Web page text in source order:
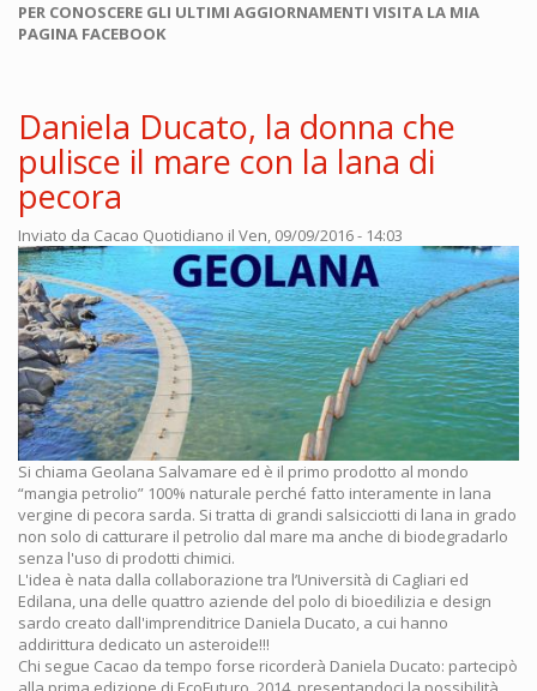
PER CONOSCERE GLI ULTIMI AGGIORNAMENTI VISITA LA MIA
PAGINA FACEBOOK
Daniela Ducato, la donna che
pulisce il mare con la lana di
pecora
Inviato da Cacao Quotidiano il Ven, 09/09/2016 - 14:03
Si chiama Geolana Salvamare ed è il primo prodotto al mondo
“mangia petrolio” 100% naturale perché fatto interamente in lana
vergine di pecora sarda. Si tratta di grandi salsicciotti di lana in grado
non solo di catturare il petrolio dal mare ma anche di biodegradarlo
senza l'uso di prodotti chimici.
L'idea è nata dalla collaborazione tra l’Università di Cagliari ed
Edilana, una delle quattro aziende del polo di bioedilizia e design
sardo creato dall'imprenditrice Daniela Ducato, a cui hanno
addirittura dedicato un asteroide!!!
Chi segue Cacao da tempo forse ricorderà Daniela Ducato: partecipò